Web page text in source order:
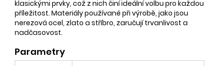
klasickými prvky, což z nich činí ideální volbu pro každou
příležitost. Materiály používané při výrobě, jako jsou
nerezová ocel, zlato a stříbro, zaručují trvanlivost a
nadčasovost.
Parametry